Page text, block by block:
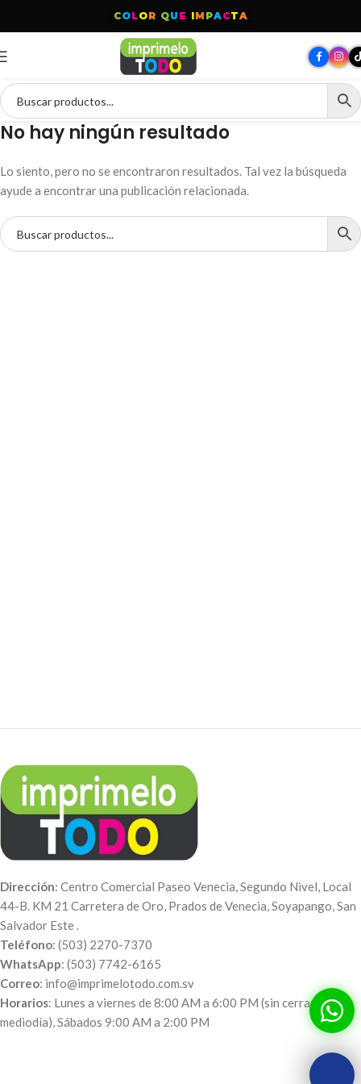
COLOR QU E IM PACTA
No hay ningún resultado
Lo siento, pero no se encontraron resultados. Tal vez la búsqueda
ayude a encontrar una publicación relacionada.
Dirección: Centro Comercial Paseo Venecia, Segundo Nivel, Local
44-B. KM 21 Carretera de Oro, Prados de Venecia, Soyapango, San
Salvador Este .
Teléfono: (503) 2270-7370
WhatsApp: (503) 7742-6165
Correo: info@imprimelotodo.com.sv
Horarios: Lunes a viernes de 8:00 AM a 6:00 PM (sin cerrar al
mediodía), Sábados 9:00 AM a 2:00 PM